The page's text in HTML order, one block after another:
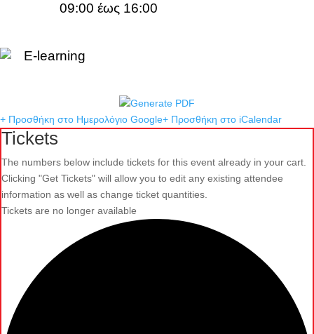
09:00 έως 16:00
E-learning
+ Προσθήκη στο Ημερολόγιο Google+ Προσθήκη στο iCalendar
Tickets
The numbers below include tickets for this event already in your cart.
Clicking "Get Tickets" will allow you to edit any existing attendee
information as well as change ticket quantities.
Tickets are no longer available